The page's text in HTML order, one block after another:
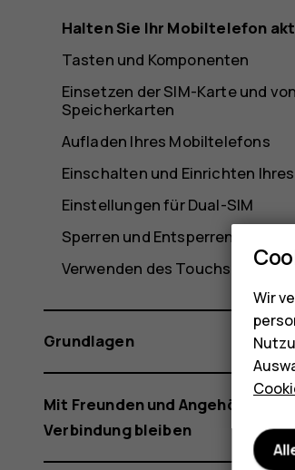
Halten Sie Ihr Mobiltelefon
Tasten und Komponenten
Einsetzen der SIM-Karte und von
Speicherkarten
Aufladen Ihres Mobiltelefons
Einschalten und Einrichten
Einstellungen für Dual-SIM
Sperren und Entsperren Ihres
Verwenden des Touchscreens
Grundlagen
Mit Freunden und Angehörigen in
Verbindung bleiben
Wir